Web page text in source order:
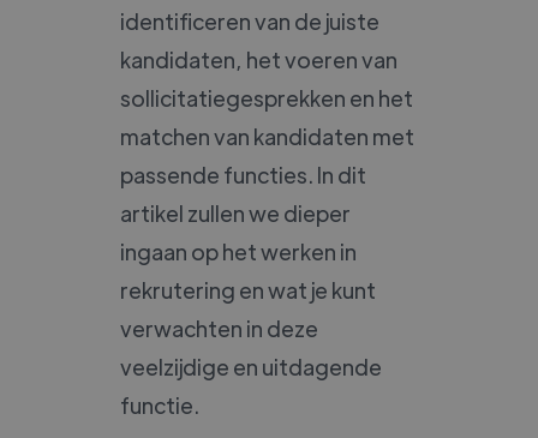
identificeren van de juiste
kandidaten, het voeren van
sollicitatiegesprekken en het
matchen van kandidaten met
passende functies. In dit
artikel zullen we dieper
ingaan op het werken in
rekrutering en wat je kunt
verwachten in deze
veelzijdige en uitdagende
functie.